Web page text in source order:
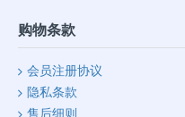
购物条款
会员注册协议
隐私条款
售后细则